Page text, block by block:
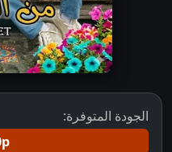
الجودة المتوفرة: